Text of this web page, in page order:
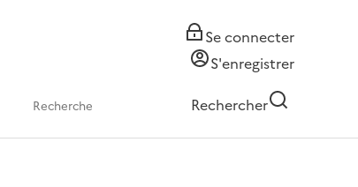
Se connecter
S'enregistrer
Rechercher